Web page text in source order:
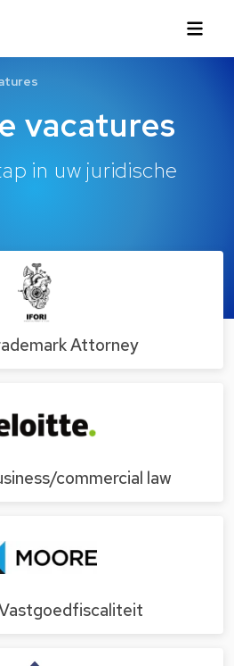
vacatures
in uw juridische
Attorney
commercial law